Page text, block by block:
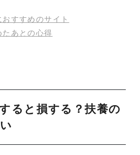
すすめのサイト
あとの心得
ると損する？扶養の